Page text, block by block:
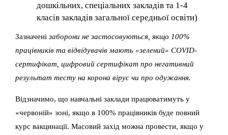
дошкільних, спеціальних закладів та 1-4
класів закладів загальної середньої освіти)
Зазначені заборони не застосовуються, якщо 100%
працівників та відвідувачів мають «зелений» COVID-
сертифікат, цифровий сертифікат про негативний
результат тесту на корона вірус чи про одужання.
Відзначимо, що навчальні заклади працюватимуть у
«червоній» зоні, якщо в 100% працівників буде повний
курс вакцинації. Масовий захід можна провести, якщо у